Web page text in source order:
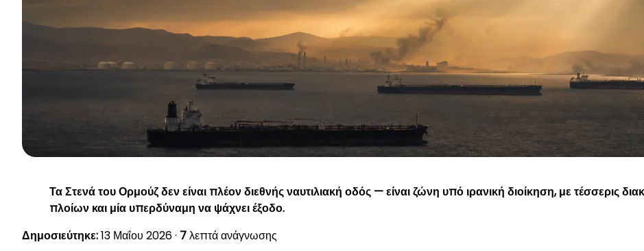
ΤαΣτενά του Ορμούζδεν είναι πλέον διεθνής ναυτιλιακή οδός — είναι ζώνη υπό ιρανική διοίκηση, με τέσσερις
πλοίων και μία υπερδύναμη να ψάχνει έξοδο.
Δημοσιεύτηκε:13 Μαΐου 2026 · 7λεπτά ανάγνωσης